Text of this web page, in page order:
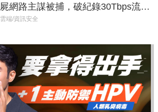
屍網路主謀被捕，破紀錄30Tbps流量
癱瘓全球！
雲端/資訊安全